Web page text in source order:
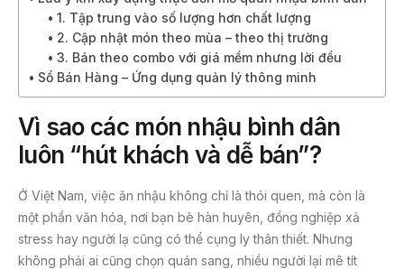
1. Tập trung vào số lượng hơn chất lượng
2. Cập nhật món theo mùa – theo thị trường
3. Bán theo combo với giá mềm nhưng lời đều
Sổ Bán Hàng – Ứng dụng quản lý thông minh
Vì sao các món nhậu bình dân
luôn “hút khách và dễ bán”?
Ở Việt Nam, việc ăn nhậu không chỉ là thói quen, mà còn là
một phần văn hóa, nơi bạn bè hàn huyên, đồng nghiệp xả
stress hay người lạ cũng có thể cụng ly thân thiết. Nhưng
không phải ai cũng chọn quán sang, nhiều người lại mê tít